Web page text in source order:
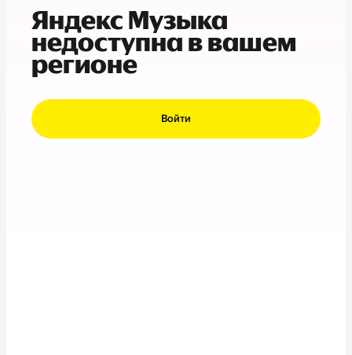
Яндекс Музыка
недоступна в вашем
регионе
Войти